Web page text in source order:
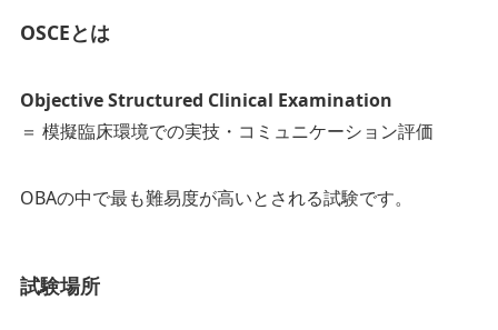
OSCEとは
Objective Structured Clinical Examination
＝ 模擬臨床環境での実技・コミュニケーション評価
OBAの中で最も難易度が高いとされる試験です。
試験場所